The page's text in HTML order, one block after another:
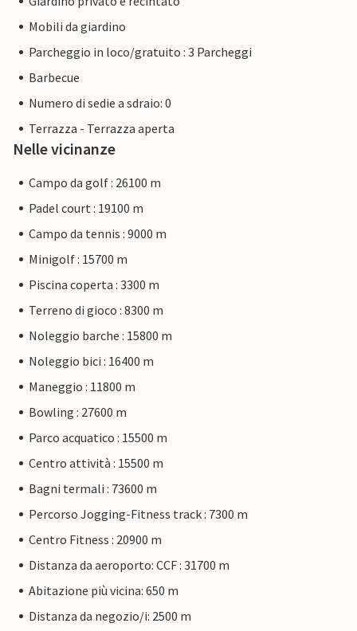
Mobili da giardino
Parcheggio in loco/gratuito : 3 Parcheggi
Barbecue
Numero di sedie a sdraio: 0
Terrazza - Terrazza aperta
Nelle vicinanze
Campo da golf : 26100 m
Padel court : 19100 m
Campo da tennis : 9000 m
Minigolf : 15700 m
Piscina coperta : 3300 m
Terreno di gioco : 8300 m
Noleggio barche : 15800 m
Noleggio bici : 16400 m
Maneggio : 11800 m
Bowling : 27600 m
Parco acquatico : 15500 m
Centro attività : 15500 m
Bagni termali : 73600 m
Percorso Jogging-Fitness track : 7300 m
Centro Fitness : 20900 m
Distanza da aeroporto: CCF : 31700 m
Abitazione più vicina: 650 m
Distanza da negozio/i: 2500 m